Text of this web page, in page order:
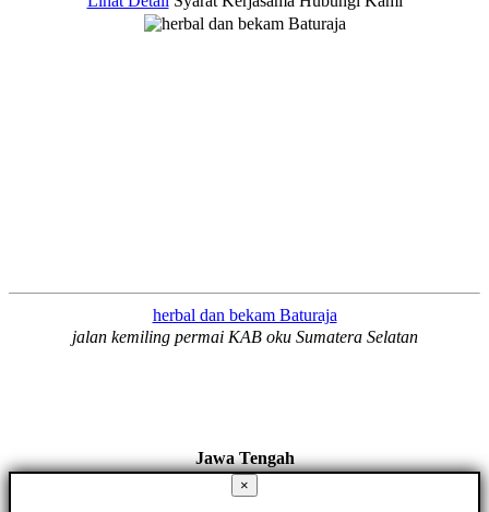
herbal dan bekam Baturaja
jalan kemiling permai KAB oku Sumatera Selatan
Jawa Tengah
×